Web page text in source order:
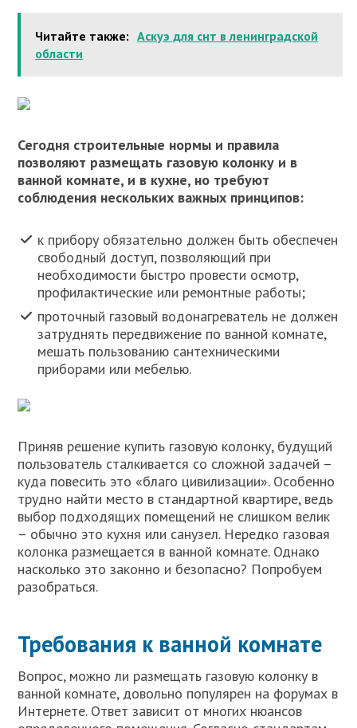
Читайте также: Аскуэ для снт в ленинградской
области
Сегодня строительные нормы и правила
позволяют размещать газовую колонку и в
ванной комнате, и в кухне, но требуют
соблюдения нескольких важных принципов:
к прибору обязательно должен быть обеспечен
свободный доступ, позволяющий при
необходимости быстро провести осмотр,
профилактические или ремонтные работы;
проточный газовый водонагреватель не должен
затруднять передвижение по ванной комнате,
мешать пользованию сантехническими
приборами или мебелью.
Приняв решение купить газовую колонку, будущий
пользователь сталкивается со сложной задачей –
куда повесить это «благо цивилизации». Особенно
трудно найти место в стандартной квартире, ведь
выбор подходящих помещений не слишком велик
– обычно это кухня или санузел. Нередко газовая
колонка размещается в ванной комнате. Однако
насколько это законно и безопасно? Попробуем
разобраться.
Требования к ванной комнате
Вопрос, можно ли размещать газовую колонку в
ванной комнате, довольно популярен на форумах в
Интернете. Ответ зависит от многих нюансов